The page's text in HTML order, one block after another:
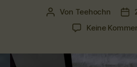
Beitragsautor
Von Teehochn
Keine